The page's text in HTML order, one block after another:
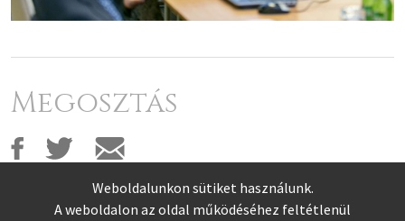
Megosztás
Weboldalunkon sütiket használunk.
A weboldalon az oldal működéséhez feltétlenül